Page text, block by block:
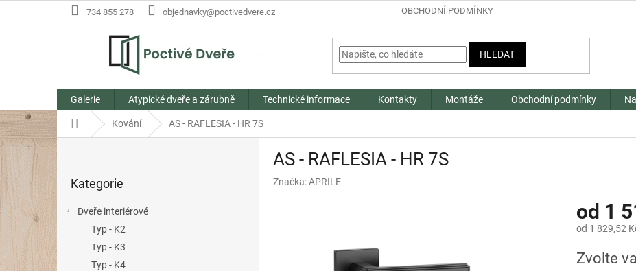
na
734 855 278 objednavky@poctivedvere.cz OBCHODNÍ PODMÍNKY
HLEDAT
Galerie Atypické dveře a zárubně Technické informace Kontakty Montáže Obchodní podmínky
Domů Kování AS - RAFLESIA - HR 7S
P
n
kategorie
Kategorie
Dveře interiérové
Typ - K2
Typ - K3
Typ - K4
AS - RAFLESIA - HR 7S
Značka:APRILE
od 1
od 1 829,52
cena:
Zvolte